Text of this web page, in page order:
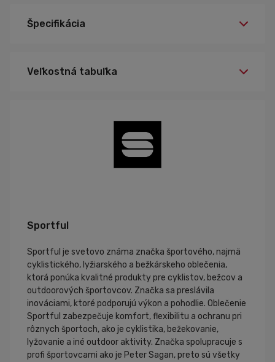
Špecifikácia
Veľkostná tabuľka
Sportful
Sportful je svetovo známa značka športového, najmä
cyklistického, lyžiarského a bežkárskeho oblečenia,
ktorá ponúka kvalitné produkty pre cyklistov, bežcov a
outdoorových športovcov. Značka sa preslávila
inováciami, ktoré podporujú výkon a pohodlie. Oblečenie
Sportful zabezpečuje komfort, flexibilitu a ochranu pri
rôznych športoch, ako je cyklistika, bežekovanie,
lyžovanie a iné outdoor aktivity. Značka spolupracuje s
profi športovcami ako je Peter Sagan, preto sú všetky